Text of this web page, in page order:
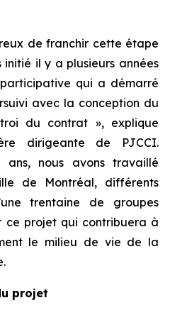
de franchir cette étape
initié il y a plusieurs années
qui a démarré
avec la conception du
du contrat », explique
dirigeante de PJCCI.
nous avons travaillé
de Montréal, différents
trentaine de groupes
ce projet qui contribuera à
le milieu de vie de la
projet